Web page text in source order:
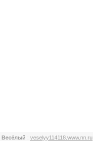
Весёлый : veselyy114118.www.nn.ru